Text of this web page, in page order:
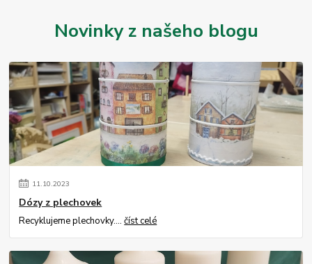
Novinky z našeho blogu
11.10.2023
Dózy z plechovek
Recyklujeme plechovky....číst celé